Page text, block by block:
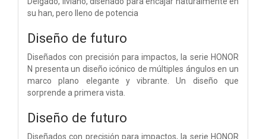
su han, pero lleno de potencia
Diseño de futuro
Diseñados con precisión para impactos, la serie HONOR
N presenta un diseño icónico de múltiples ángulos en un
marco plano elegante y vibrante. Un diseño que
sorprende a primera vista.
Diseño de futuro
Diseñados con precisión para impactos, la serie HONOR